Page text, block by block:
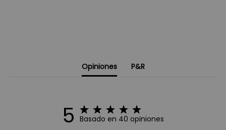
Opiniones P&R
5 Basado en 40 opiniones